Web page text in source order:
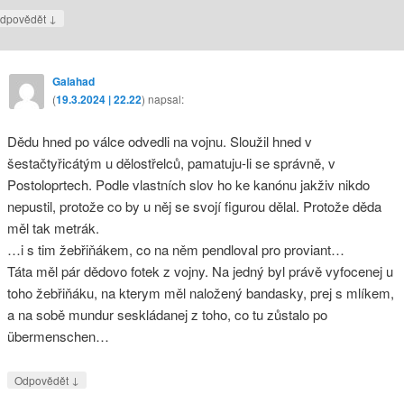
↓
Galahad
(19.3.2024 | 22.22) napsal:
Dědu hned po válce odvedli na vojnu. Sloužil hned v
šestačtyřicátým u dělostřelců, pamatuju-li se správně, v
Postoloprtech. Podle vlastních slov ho ke kanónu jakživ nikdo
nepustil, protože co by u něj se svojí figurou dělal. Protože děda
měl tak metrák.
…i s tim žebřiňákem, co na něm pendloval pro proviant…
Táta měl pár dědovo fotek z vojny. Na jedný byl právě vyfocenej u
toho žebřiňáku, na kterym měl naložený bandasky, prej s mlíkem,
a na sobě mundur seskládanej z toho, co tu zůstalo po
übermenschen…
Odpovědět ↓